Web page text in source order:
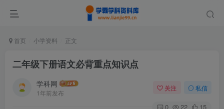
首页 小学资料 正文
二年级下册语文必背重点知识点
学科网
1年前发布
关注 私信
0 22 15